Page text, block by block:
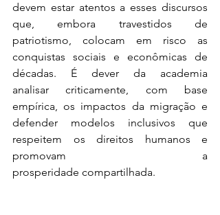
devem estar atentos a esses discursos
que, embora travestidos de
patriotismo, colocam em risco as
conquistas sociais e econômicas de
décadas. É dever da academia
analisar criticamente, com base
empírica, os impactos da migração e
defender modelos inclusivos que
respeitem os direitos humanos e
promovam a
prosperidade compartilhada.